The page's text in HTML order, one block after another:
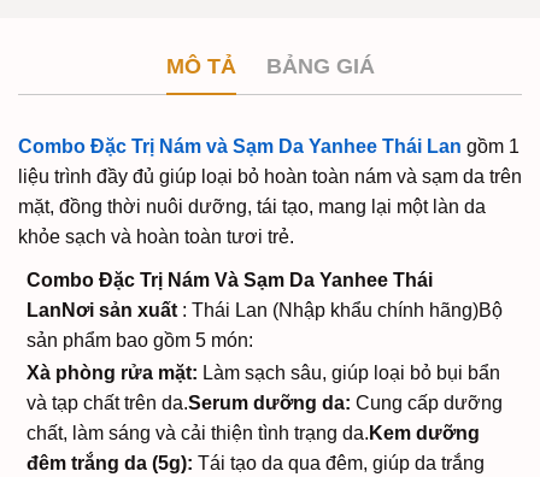
MÔ TẢ BẢNG GIÁ
Combo Đặc Trị Nám và Sạm Da Yanhee Thái Lan gồm 1
liệu trình đầy đủ giúp loại bỏ hoàn toàn nám và sạm da trên
mặt, đồng thời nuôi dưỡng, tái tạo, mang lại một làn da
khỏe sạch và hoàn toàn tươi trẻ.
Combo Đặc Trị Nám Và Sạm Da Yanhee Thái
Lan Nơi sản xuất : Thái Lan (Nhập khẩu chính hãng)Bộ
sản phẩm bao gồm 5 món:
Xà phòng rửa mặt: Làm sạch sâu, giúp loại bỏ bụi bẩn
và tạp chất trên da.Serum dưỡng da: Cung cấp dưỡng
chất, làm sáng và cải thiện tình trạng da. Kem dưỡng
đêm trắng da (5g): Tái tạo da qua đêm, giúp da trắng